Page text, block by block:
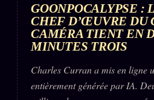
GOONPOCALYPSE :
CHEF D’ŒUVRE DU
CAMÉRA TIENT EN
MINUTES TROIS
Charles Curran a mis en ligne
entièrement générée par IA.